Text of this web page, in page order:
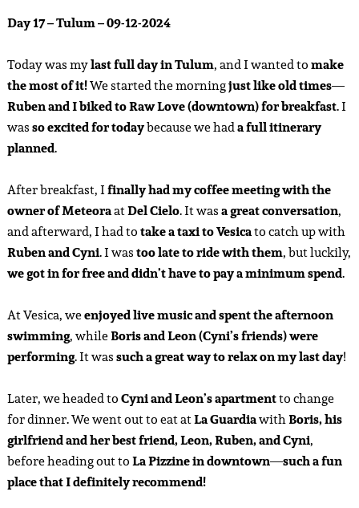
Day 17 – Tulum – 09-12-2024
Today was mylast full day in Tulum, and I wanted tomake
the most of it!We started the morningjust like old times—
Ruben and I biked to Raw Love (downtown) for breakfast. I
wasso excited for todaybecause we hada full itinerary
planned.
After breakfast, Ifinally had my coffee meeting with the
owner of MeteoraatDel Cielo. It wasa great conversation,
and afterward, I had totake a taxi to Vesicato catch up with
Ruben and Cyni. I wastoo late to ride with them, but luckily,
we got in for free and didn’t have to pay a minimum spend.
At Vesica, weenjoyed live music and spent the afternoon
swimming, whileBoris and Leon (Cyni’s friends) were
performing. It wassuch a great way to relax on my last day!
Later, we headed toCyni and Leon’s apartmentto change
for dinner. We went out to eat atLa GuardiawithBoris, his
girlfriend and her best friend, Leon, Ruben, and Cyni,
before heading out toLa Pizzine in downtown—such a fun
place that I definitely recommend!